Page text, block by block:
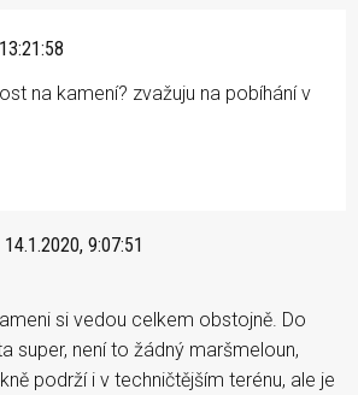
na kamení? zvažuju na pobíhání v
14.1.2020, 9:07:51
si vedou celkem obstojně. Do
super, není to žádný maršmeloun,
podrží i v techničtějším terénu, ale je